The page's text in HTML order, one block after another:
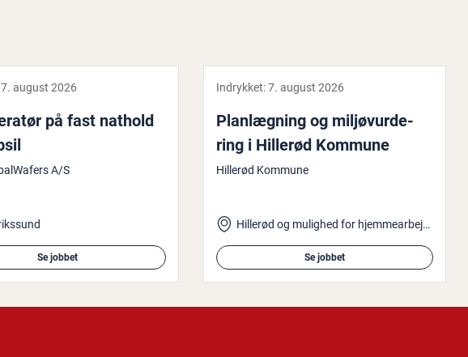
7. august 2026
på fast nathold
A/S
Se jobbet
Indrykket:7. august 2026
Plan­læg­ning og mil­jø­vur­de­
ring i Hillerød Kommune
Hillerød Kommune
Hillerød og mulighed for hjemmearbejde
Se jobbet